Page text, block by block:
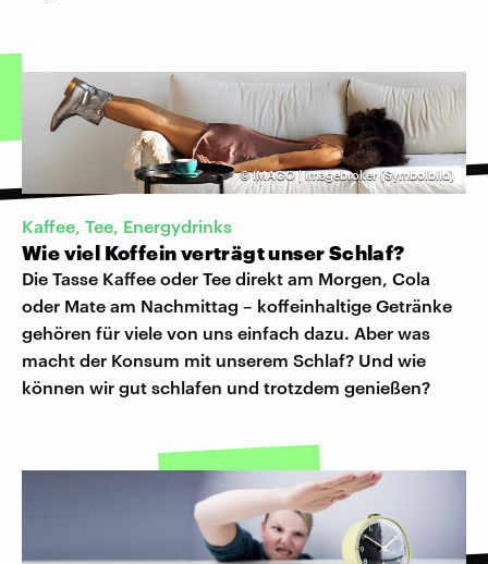
©IMAGO | imagebroker (Symbolbild)
Kaffee, Tee, Energydrinks
Wie viel Koffein verträgt unser Schlaf?
Die Tasse Kaffee oder Tee direkt am Morgen, Cola
oder Mate am Nachmittag – koffeinhaltige Getränke
gehören für viele von uns einfach dazu. Aber was
macht der Konsum mit unserem Schlaf? Und wie
können wir gut schlafen und trotzdem genießen?